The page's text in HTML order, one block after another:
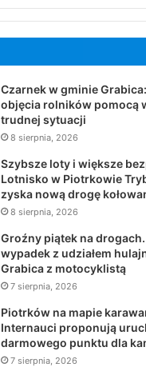
Czarnek w gminie
objęcia rolników pomocą
trudnej sytuacji
8 sierpnia, 2026
Szybsze loty i większe
Lotnisko w Piotrkowie
zyska nową drogę
8 sierpnia, 2026
Groźny piątek na
wypadek z udziałem
Grabica z motocyklistą
7 sierpnia, 2026
Piotrków na mapie
Internauci proponują
darmowego punktu dla
7 sierpnia, 2026